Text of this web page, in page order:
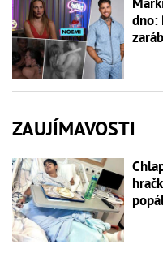
dno:
ZAUJÍMAVOSTI